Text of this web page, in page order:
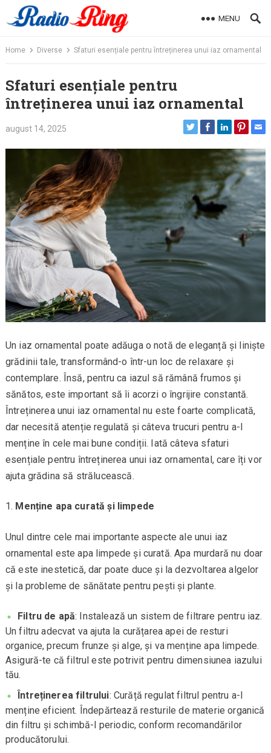
to
MENU
Home Diverse Sfaturi esențiale pentru întreținerea unui iaz ornamental
Sfaturi esențiale pentru
întreținerea unui iaz ornamental
august 14, 2025
Un iaz ornamental poate adăuga o notă de eleganță și liniște
grădinii tale, transformând-o într-un loc de relaxare și
contemplare. Însă, pentru ca iazul să rămână frumos și
sănătos, este important să îi acorzi o îngrijire constantă.
Întreținerea unui iaz ornamental nu este foarte complicată,
dar necesită atenție regulată și câteva trucuri pentru a-l
menține în cele mai bune condiții. Iată câteva sfaturi
esențiale pentru întreținerea unui iaz ornamental, care îți vor
ajuta grădina să strălucească.
Menține apa curată și limpede
Unul dintre cele mai importante aspecte ale unui iaz
ornamental este apa limpede și curată. Apa murdară nu doar
că este inestetică, dar poate duce și la dezvoltarea algelor
și la probleme de sănătate pentru pești și plante.
Filtru de apă: Instalează un sistem de filtrare pentru iaz.
Un filtru adecvat va ajuta la curățarea apei de resturi
organice, precum frunze și alge, și va menține apa limpede.
Asigură-te că filtrul este potrivit pentru dimensiunea iazului
tău.
Întreținerea filtrului: Curăță regulat filtrul pentru a-l
menține eficient. Îndepărtează resturile de materie organică
din filtru și schimbă-l periodic, conform recomandărilor
producătorului.